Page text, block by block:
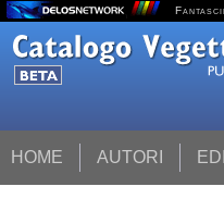
HOME AUTORI